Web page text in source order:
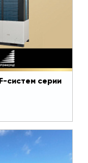
систем серии
загадка или
инженерия